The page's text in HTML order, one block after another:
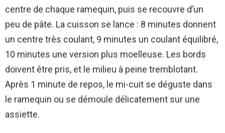
centre de chaque ramequin, puis se recouvre d’un
peu de pâte. La cuisson se lance : 8 minutes donnent
un centre très coulant, 9 minutes un coulant équilibré,
10 minutes une version plus moelleuse. Les bords
doivent être pris, et le milieu à peine tremblotant.
Après 1 minute de repos, le mi-cuit se déguste dans
le ramequin ou se démoule délicatement sur une
assiette.